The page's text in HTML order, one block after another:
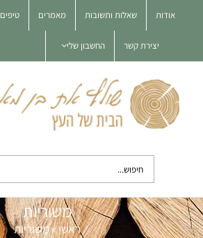
אודות שאלות ותשובות מאמרים טיפים
יצירת קשר החשבון שלי
משוריות
ראשי»משוריות